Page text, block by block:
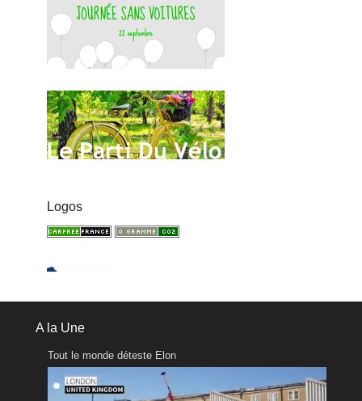
Logos
A la Une
Tout le monde déteste Elon